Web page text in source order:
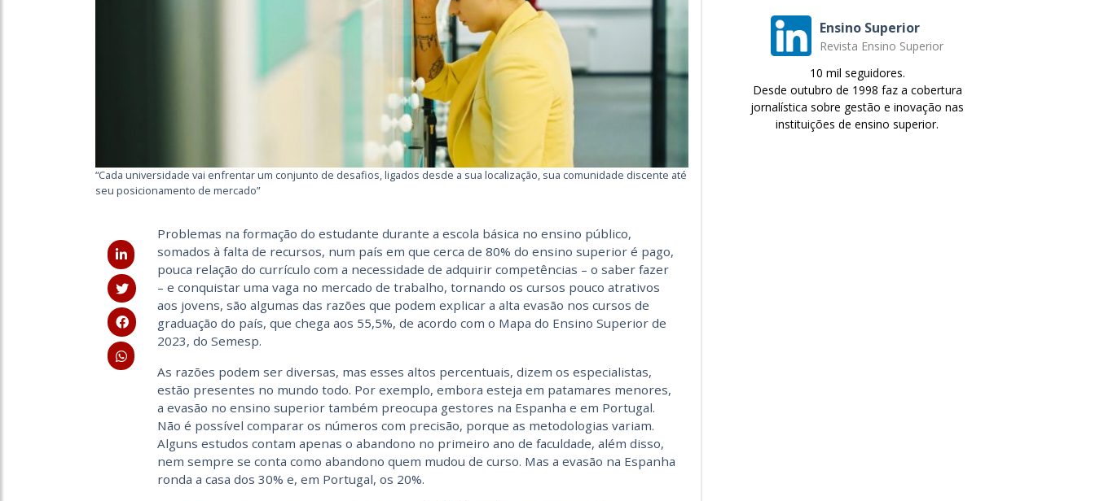
“Cada universidade vai enfrentar um conjunto de desafios, ligados desde a sua localização, sua comunidade discente até
seu posicionamento de mercado”
Problemas na formação do estudante durante a escola básica no ensino público,
somados à falta de recursos, num país em que cerca de 80% do ensino superior é pago,
pouca relação do currículo com a necessidade de adquirir competências – o saber fazer
– e conquistar uma vaga no mercado de trabalho, tornando os cursos pouco atrativos
aos jovens, são algumas das razões que podem explicar a alta evasão nos cursos de
graduação do país, que chega aos 55,5%, de acordo com o Mapa do Ensino Superior de
2023, do Semesp.
As razões podem ser diversas, mas esses altos percentuais, dizem os especialistas,
estão presentes no mundo todo. Por exemplo, embora esteja em patamares menores,
a evasão no ensino superior também preocupa gestores na Espanha e em Portugal.
Não é possível comparar os números com precisão, porque as metodologias variam.
Alguns estudos contam apenas o abandono no primeiro ano de faculdade, além disso,
nem sempre se conta como abandono quem mudou de curso. Mas a evasão na Espanha
ronda a casa dos 30% e, em Portugal, os 20%.
Ensino Superior
Revista Ensino Superior
10 mil seguidores.
Desde outubro de 1998 faz a cobertura
jornalística sobre gestão e inovação nas
instituições de ensino superior.